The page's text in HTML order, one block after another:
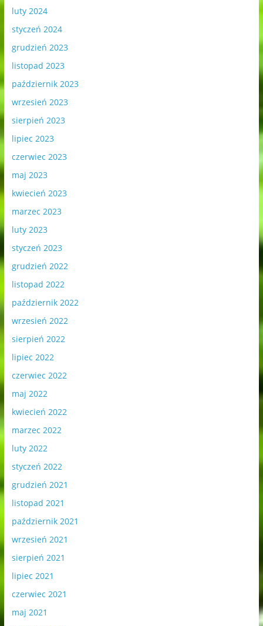
luty 2024
styczeń 2024
grudzień 2023
listopad 2023
październik 2023
wrzesień 2023
sierpień 2023
lipiec 2023
czerwiec 2023
maj 2023
kwiecień 2023
marzec 2023
luty 2023
styczeń 2023
grudzień 2022
listopad 2022
październik 2022
wrzesień 2022
sierpień 2022
lipiec 2022
czerwiec 2022
maj 2022
kwiecień 2022
marzec 2022
luty 2022
styczeń 2022
grudzień 2021
listopad 2021
październik 2021
wrzesień 2021
sierpień 2021
lipiec 2021
czerwiec 2021
maj 2021